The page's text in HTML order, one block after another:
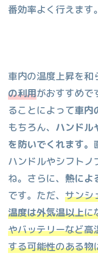
番効率よく行えます。
車内の温度上昇を和
の利用がおすすめで
ることによって車内
もちろん、 ハンドル
を防いでくれます。
ハンドルやシフトノ
ね。さらに、 熱によ
です。ただ、 サンシ
温度は外気温以上に
やバッテリーなど高
する可能性のある物